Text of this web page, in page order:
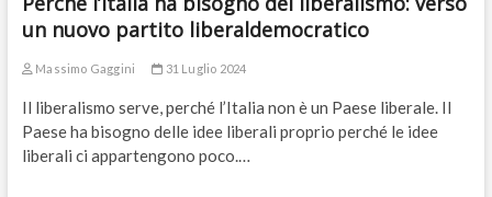
un nuovo partito liberaldemocratico
Massimo Gaggini 31 Luglio 2024
Il liberalismo serve, perché l’Italia non è un Paese liberale. Il
Paese ha bisogno delle idee liberali proprio perché le idee
liberali ci appartengono poco.…